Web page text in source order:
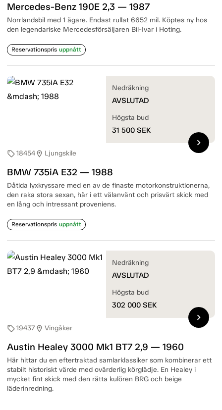
Mercedes-Benz 190E 2,3 — 1987
Norrlandsbil med 1 ägare. Endast rullat 6652 mil. Köptes ny hos
den legendariske Mercedesförsäljaren Bil-Ivar i Hoting.
Reservationspris uppnått
sell18454location_on Ljungskile
BMW 735iA E32 — 1988
Dåtida lyxkryssare med en av de finaste motorkonstruktionerna,
den raka stora sexan, här i ett välanvänt och prisvärt skick med
en lång och intressant proveniens.
Reservationspris uppnått
Nedräkning
AVSLUTAD
Högsta bud
31 500 SEK
chevron_right
sell19437location_on Vingåker
Austin Healey 3000 Mk1 BT7 2,9 — 1960
Här hittar du en eftertraktad samlarklassiker som kombinerar ett
stabilt historiskt värde med ovärderlig körglädje. En Healey i
mycket fint skick med den rätta kulören BRG och beige
läderinredning.
Nedräkning
AVSLUTAD
Högsta bud
302 000 SEK
chevron_right